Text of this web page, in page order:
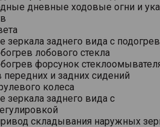
дневные ходовые огни и
зеркала заднего вида с
лобового стекла
форсунок
передних и задних сидений
колеса
зеркала заднего вида с
складывания наружных